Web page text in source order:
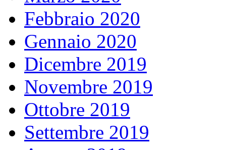
Febbraio 2020
Gennaio 2020
Dicembre 2019
Novembre 2019
Ottobre 2019
Settembre 2019